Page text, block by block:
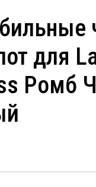
для
Ромб